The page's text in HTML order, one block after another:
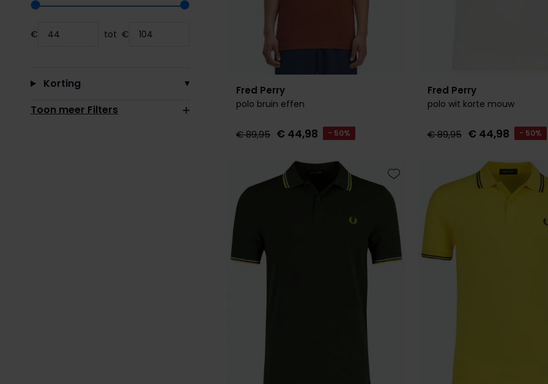
Range slider min value
Range slider max value
€ tot €
Korting
Toon meer Filters
Fred Perry
polo bruin effen
€ 89,95 € 44,98 - 50%
Fred Perry
polo wit korte mouw
€ 89,95 € 44,98 - 50%
Toevoegen aan favorieten